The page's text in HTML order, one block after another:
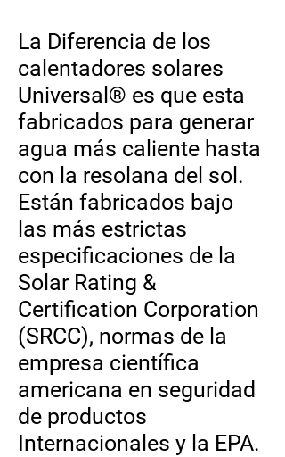
La Diferencia de los
calentadores solares
Universal® es que esta
fabricados para generar
agua más caliente hasta
con la resolana del sol.
Están fabricados bajo
las más estrictas
especificaciones de la
Solar Rating &
Certification Corporation
(SRCC), normas de la
empresa científica
americana en seguridad
de productos
Internacionales y la EPA.